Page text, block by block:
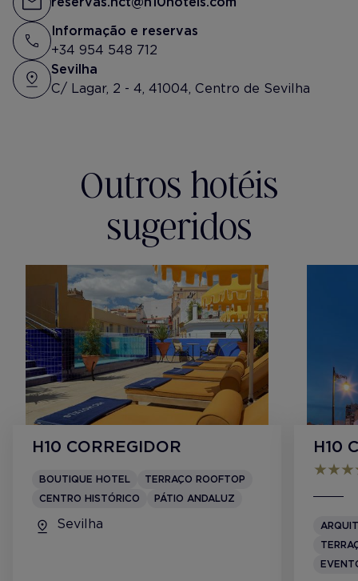
en el H10 Casa de la Plata. Os dejo
varías fotos para que veáis cómo
era el hotel. Ansiando volver a
esos desayunos en ese patio
verde tan bonito!
Informação e reservas
+34 954 548 712
Sevilha
C/ Lagar, 2 - 4, 41004, Centro de Sevilha
Outros hotéis
sugeridos
H10 CORREGIDOR
BOUTIQUE HOTEL
TERRAÇO ROOFTOP
CENTRO HISTÓRICO
PÁTIO ANDALUZ
Sevilha
H10